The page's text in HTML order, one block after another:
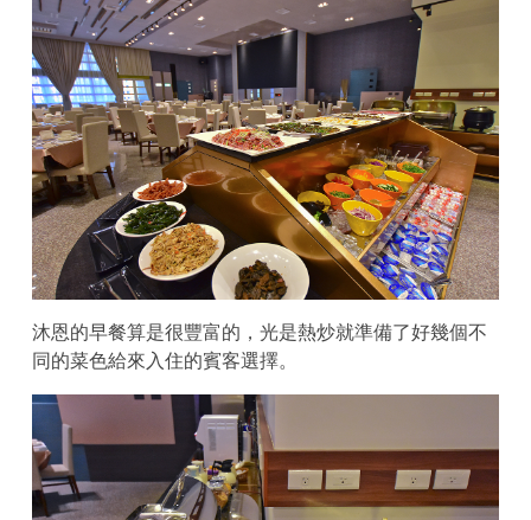
沐恩的早餐算是很豐富的，光是熱炒就準備了好幾個不
同的菜色給來入住的賓客選擇。